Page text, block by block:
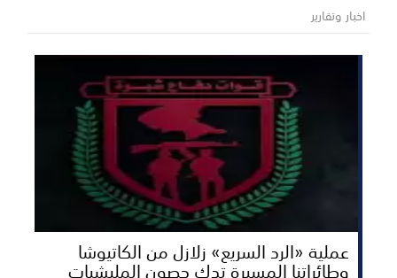
اخبار وتقارير
عملية «الرد السريع» زلازل من الكاتيوشا
وطائراتنا المسيرة تدك حصون المليشيات